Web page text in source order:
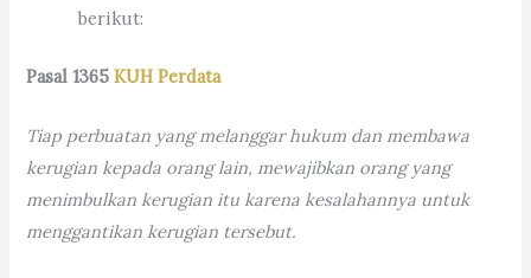
berikut:
Pasal 1365KUH Perdata
Tiap perbuatan yang melanggar hukum dan membawa
kerugian kepada orang lain, mewajibkan orang yang
menimbulkan kerugian itu karena kesalahannya untuk
menggantikan kerugian tersebut.